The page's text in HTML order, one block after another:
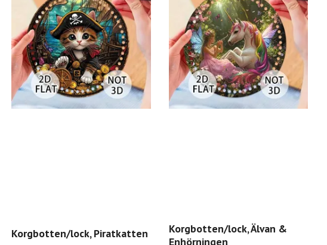
Korgbotten/lock, Piratkatten
Korgbotten/lock, Älvan &
Enhörningen